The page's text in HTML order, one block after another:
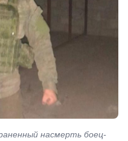
насмерть боец-